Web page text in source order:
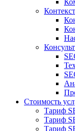
Стоимость
Тариф
Тариф
Тариф